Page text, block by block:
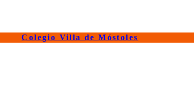
Colegio Villa de Móstoles